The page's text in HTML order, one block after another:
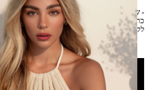
- שפתיים:
לפזר כמה נגיעות עם האפליקטור
כריות האצבעות עד לכיסוי מלא. ניתן לחזור על
לקבל גוון עמוק יותר.